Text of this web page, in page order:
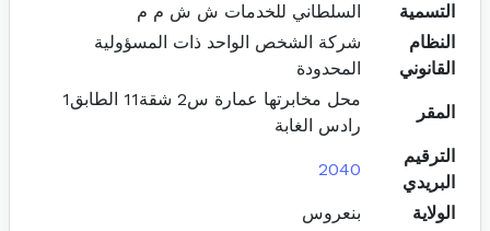
التسمية
السلطاني للخدمات ش ش م م
النظام
القانوني
شركة الشخص الواحد ذات المسؤولية
المحدودة
المقر
محل مخابرتها عمارة س2 شقة11 الطابق1
رادس الغابة
الترقيم
البريدي
2040
الولاية بنعروس